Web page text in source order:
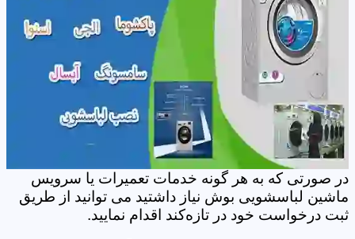
در صورتی که به هر گونه خدمات تعمیرات یا سرویس
ماشین لباسشویی بوش نیاز داشتید می توانید از طریق
ثبت درخواست خود در تازه‌کند اقدام نمایید.